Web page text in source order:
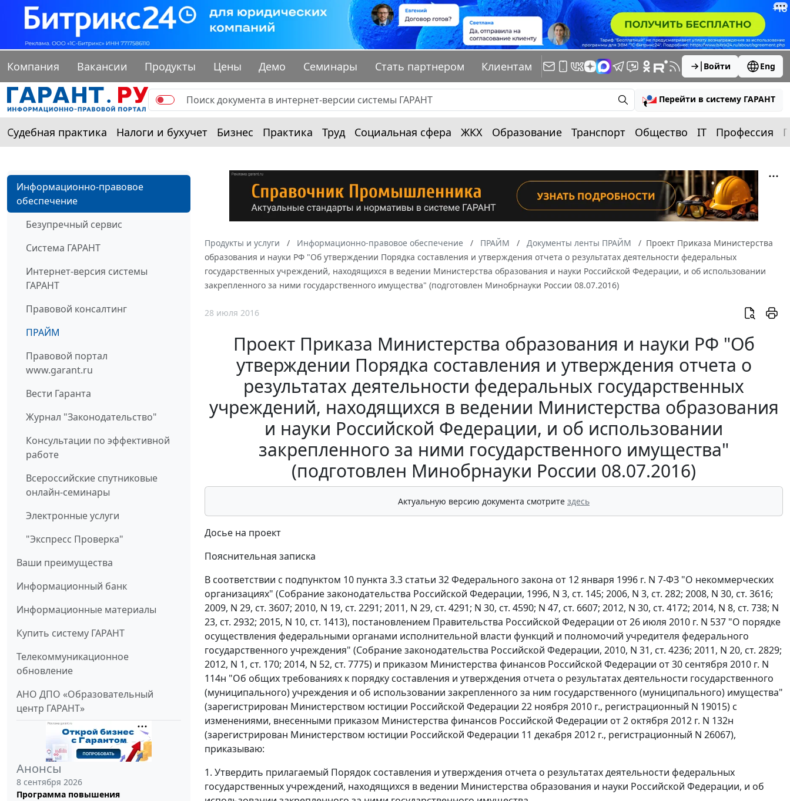
Компания Вакансии Продукты Цены Демо Семинары Стать партнером Клиентам Войти Eng
Перейти в систему ГАРАНТ
Судебная практика Налоги и бухучет Бизнес Практика Труд Социальная сфера ЖКХ Образование Транспорт Общество IT Профессия
Информационно-правовое
обеспечение
Безупречный сервис
Система ГАРАНТ
Интернет-версия системы
ГАРАНТ
Правовой консалтинг
ПРАЙМ
Правовой портал
www.garant.ru
Вести Гаранта
Журнал "Законодательство"
Консультации по эффективной
работе
Всероссийские спутниковые
онлайн-семинары
Электронные услуги
"Экспресс Проверка"
Ваши преимущества
Информационный банк
Информационные материалы
Купить систему ГАРАНТ
Телекоммуникационное
обновление
АНО ДПО «Образовательный
центр ГАРАНТ»
Анонсы
8 сентября 2026
Программа повышения
Продукты и услуги Информационно-правовое обеспечение ПРАЙМ Документы ленты ПРАЙМ
Проект Приказа Министерства
образования и науки РФ "Об утверждении Порядка составления и утверждения отчета о результатах деятельности федеральных
государственных учреждений, находящихся в ведении Министерства образования и науки Российской Федерации, и об использовании
закрепленного за ними государственного имущества" (подготовлен Минобрнауки России 08.07.2016)
28 июля 2016
Проект Приказа Министерства образования и науки РФ "Об
утверждении Порядка составления и утверждения отчета о
результатах деятельности федеральных государственных
учреждений, находящихся в ведении Министерства образования
и науки Российской Федерации, и об использовании
закрепленного за ними государственного имущества"
(подготовлен Минобрнауки России 08.07.2016)
Актуальную версию документа смотрите здесь
Досье на проект
Пояснительная записка
В соответствии с подпунктом 10 пункта 3.3 статьи 32 Федерального закона от 12 января 1996 г. N 7-ФЗ "О некоммерческих
организациях" (Собрание законодательства Российской Федерации, 1996, N 3, ст. 145; 2006, N 3, ст. 282; 2008, N 30, ст. 3616;
2009, N 29, ст. 3607; 2010, N 19, ст. 2291; 2011, N 29, ст. 4291; N 30, ст. 4590; N 47, ст. 6607; 2012, N 30, ст. 4172; 2014, N 8, ст. 738; N
23, ст. 2932; 2015, N 10, ст. 1413), постановлением Правительства Российской Федерации от 26 июля 2010 г. N 537 "О порядке
осуществления федеральными органами исполнительной власти функций и полномочий учредителя федерального
государственного учреждения" (Собрание законодательства Российской Федерации, 2010, N 31, ст. 4236; 2011, N 20, ст. 2829;
2012, N 1, ст. 170; 2014, N 52, ст. 7775) и приказом Министерства финансов Российской Федерации от 30 сентября 2010 г. N
114н "Об общих требованиях к порядку составления и утверждения отчета о результатах деятельности государственного
(муниципального) учреждения и об использовании закрепленного за ним государственного (муниципального) имущества"
(зарегистрирован Министерством юстиции Российской Федерации 22 ноября 2010 г., регистрационный N 19015) с
изменениями, внесенными приказом Министерства финансов Российской Федерации от 2 октября 2012 г. N 132н
(зарегистрирован Министерством юстиции Российской Федерации 11 декабря 2012 г., регистрационный N 26067),
приказываю:
1. Утвердить прилагаемый Порядок составления и утверждения отчета о результатах деятельности федеральных
государственных учреждений, находящихся в ведении Министерства образования и науки Российской Федерации, и об